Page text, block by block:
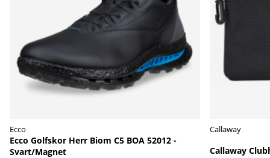
Ecco
Ecco Golfskor Herr Biom C5 BOA 52012 -
Svart/Magnet
Callaway
Callaway